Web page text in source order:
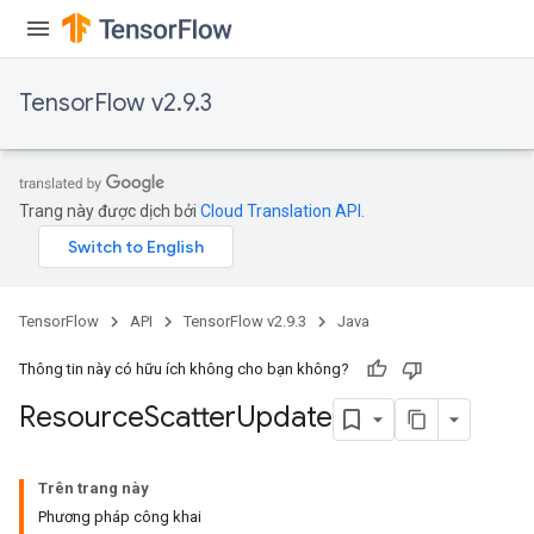
TensorFlow v2.9.3
Trang này được dịch bởi Cloud Translation API
TensorFlow API TensorFlow v2.9.3 Java
Thông tin này có hữu ích không cho bạn không?
ResourceScatterUpdate
Trên trang này
Phương pháp công khai